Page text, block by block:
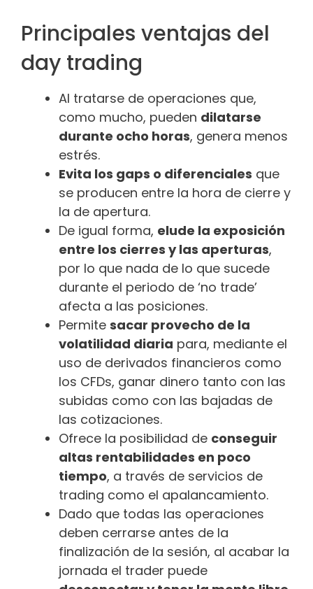
Principales ventajas del
day trading
Al tratarse de operaciones que,
como mucho, pueden dilatarse
durante ocho horas, genera menos
estrés.
Evita los gaps o diferenciales que
se producen entre la hora de cierre y
la de apertura.
De igual forma, elude la exposición
entre los cierres y las aperturas,
por lo que nada de lo que sucede
durante el periodo de ‘no trade’
afecta a las posiciones.
Permite sacar provecho de la
volatilidad diaria para, mediante el
uso de derivados financieros como
los CFDs, ganar dinero tanto con las
subidas como con las bajadas de
las cotizaciones.
Ofrece la posibilidad de conseguir
altas rentabilidades en poco
tiempo, a través de servicios de
trading como el apalancamiento.
Dado que todas las operaciones
deben cerrarse antes de la
finalización de la sesión, al acabar la
jornada el trader puede